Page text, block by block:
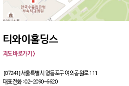
티와이홀딩스
지도 바로가기 >
[07241] 서울특별시 영등포구 여의공원로 111
대표전화 :02-2090-6620